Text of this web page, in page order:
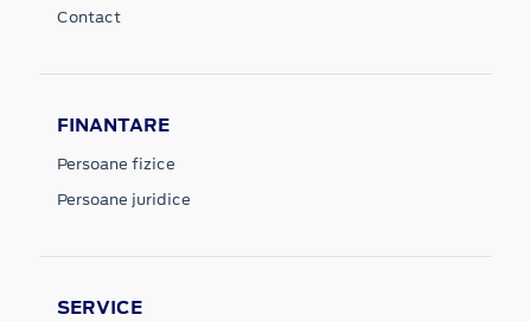
Contact
FINANTARE
Persoane fizice
Persoane juridice
SERVICE